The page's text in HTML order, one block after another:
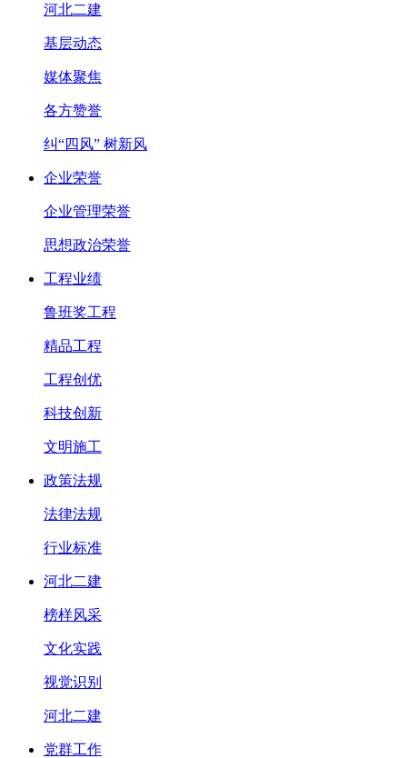
河北二建
基层动态
媒体聚焦
各方赞誉
纠“四风” 树新风
企业荣誉
企业管理荣誉
思想政治荣誉
工程业绩
鲁班奖工程
精品工程
工程创优
科技创新
文明施工
政策法规
法律法规
行业标准
河北二建
榜样风采
文化实践
视觉识别
河北二建
党群工作